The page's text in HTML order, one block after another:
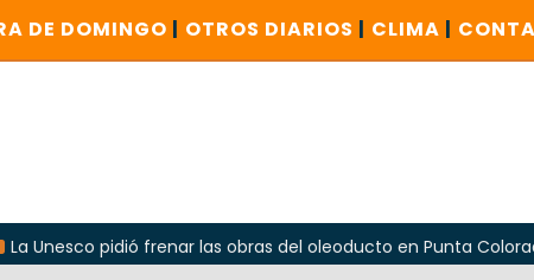
DE DOMINGO | OTROS DIARIOS | CLIMA |
pidió frenar las obras del oleoducto en Punta Colorada